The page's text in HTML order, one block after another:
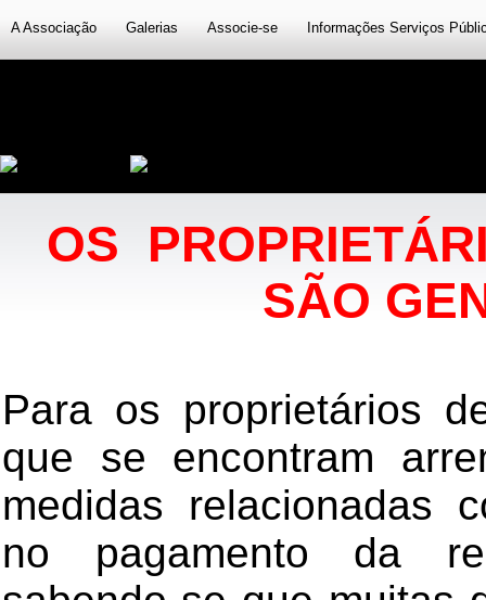
A Associação Galerias Associe-se Informações Serviços
OS
SÃO
Para os proprietários
que se encontram
medidas relacionadas
no pagamento da